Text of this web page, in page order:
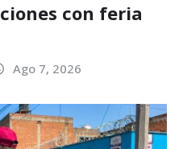
con feria
Ago 7, 2026